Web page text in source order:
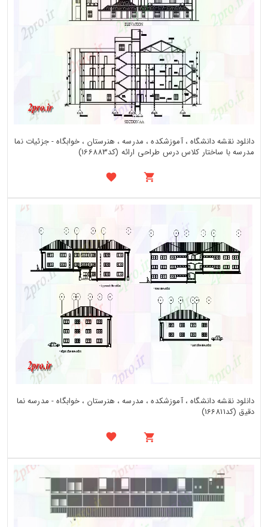
دانلود نقشه دانشگاه ، آموزشکده ، مدرسه ، هنرستان ، خوابگاه - جزئیات نما
مدرسه با ساختار کلاس درس طراحی ارائه (کد166883)
دانلود نقشه دانشگاه ، آموزشکده ، مدرسه ، هنرستان ، خوابگاه - مدرسه نما
دقیق (کد166811)